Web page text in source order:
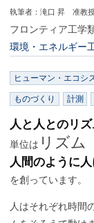
執筆者：滝口 昇 准教
フロンティア工学
環境・エネルギー
ヒューマン・エコシ
ものづくり 計測
人と人とのリ
単位は リズム
人間のように
を創っています。
人はそれぞれ時間